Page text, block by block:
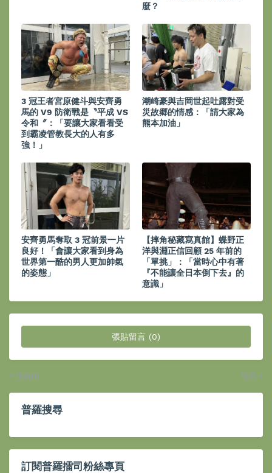
麼？
3 冠王者宮原健斗與安齊勇
馬的 V9 防衛戰是〝平成 VS
令和〞：「要讓大家看看受
到霸凌管教長大的人有多
強！」
潮崎豪與吉岡世起吐露對受
災故郷的情感：「請大家為
熊本加油」
安齊勇馬奪取 3 冠前景一片
良好！「會讓大家看到身為
世界第一酷的男人更加帥氣
的姿態」
【摔角秘藏寫真館】蝶野正
洋與淵正信回顧 25 年前的
「單挑」：「當時心中有著
『不能讓全日本倒下去』的
意識」
張貼留言 (0)
較新的 較舊
普羅搜尋
訂閱普羅擂司粉絲專頁